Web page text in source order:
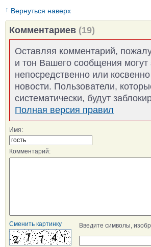
↑ Вернуться наверх
Комментариев (19)
Оставляя комментарий,
и тон Вашего сообщения
непосредственно или
новости. Пользователи,
систематически, будут
Полная версия правил
Имя:
Комментарий:
Сменить картинку Введите символы,